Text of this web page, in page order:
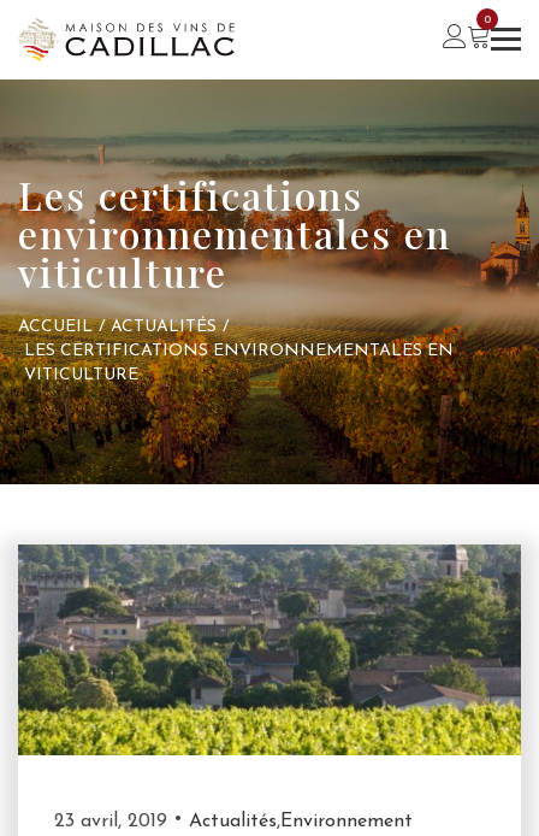
0
Les certifications
environnementales en
viticulture
ACCUEIL / ACTUALITÉS /
LES CERTIFICATIONS ENVIRONNEMENTALES EN
VITICULTURE
23 avril, 2019 Actualités,Environnement